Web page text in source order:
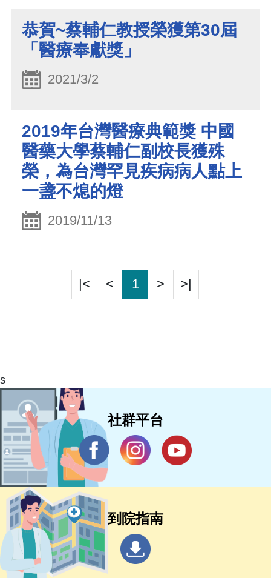
恭賀~蔡輔仁教授榮獲第30屆
「醫療奉獻獎」
2021/3/2
2019年台灣醫療典範獎 中國
醫藥大學蔡輔仁副校長獲殊
榮，為台灣罕見疾病病人點上
一盞不熄的燈
2019/11/13
|< < 1 > >|
s
社群平台
到院指南